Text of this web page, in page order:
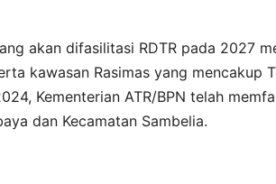
akan difasilitasi RDTR pada 2027
kawasan Rasimas yang mencakup
Kementerian ATR/BPN telah
dan Kecamatan Sambelia.